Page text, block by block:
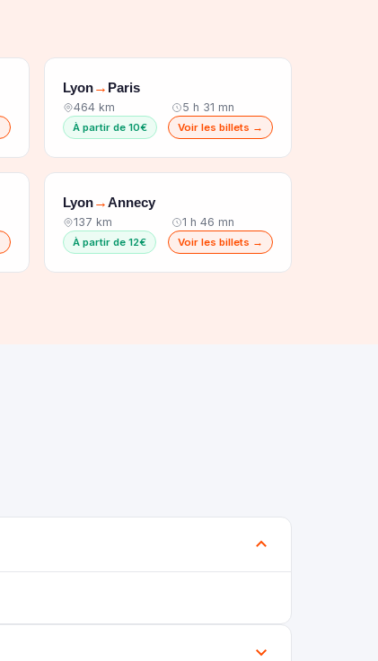
Lyon→ Paris
464 km 5 h 31 mn
À partir de 10€ Voir les billets →
Lyon→Annecy
137 km 1 h 46 mn
À partir de 12€ Voir les billets →